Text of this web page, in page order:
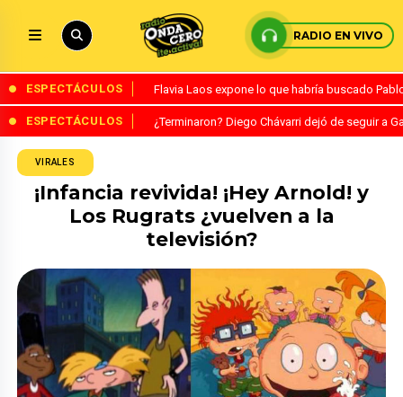
RADIO EN VIVO
ESPECTÁCULOS Flavia Laos expone lo que habría buscado
ESPECTÁCULOS ¿Terminaron? Diego Chávarri dejó de seguir a
VIRALES
¡Infancia revivida! ¡Hey Arnold! y
Los Rugrats ¿vuelven a la
televisión?